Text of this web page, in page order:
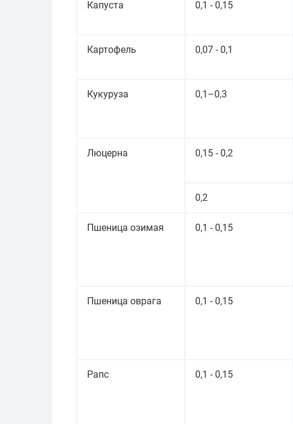
Капуста 0,1 - 0,15
Картофель 0,07 - 0,1
Кукуруза 0,1–0,3
Люцерна 0,15 - 0,2
0,2
Пшеница озимая 0,1 - 0,15
Пшеница оврага 0,1 - 0,15
Рапс 0,1 - 0,15